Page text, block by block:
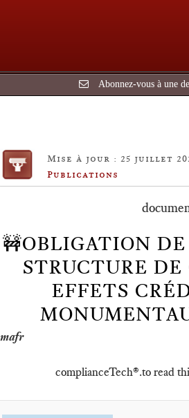
Abonnez-vous à une
Mise à jour : 25 juillet
Publications
🚧OBLIGATION
STRUCTURE
EFFETS
complianceTech®️.to read